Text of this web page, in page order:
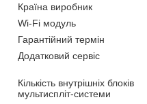
Країна виробник
Wi-Fi модуль
Гарантійний термін
Додатковий сервіс
Кількість внутрішніх блоків
мультиспліт-системи